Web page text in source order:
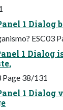
1
ESC03
1 Dialog
Page 38/131
1 Dialog